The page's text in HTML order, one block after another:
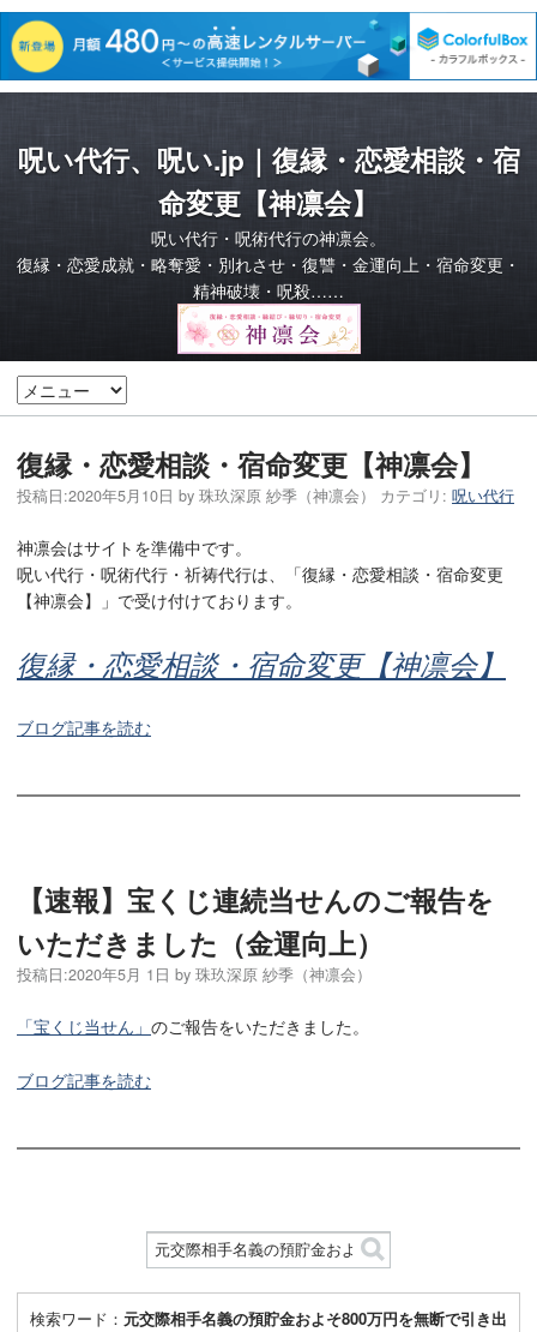
呪い代行、呪い.jp｜復縁・恋愛相談・宿
命変更【神凛会】
呪い代行・呪術代行の神凛会。
復縁・恋愛成就・略奪愛・別れさせ・復讐・金運向上・宿命変更・
精神破壊・呪殺……
復縁・恋愛相談・宿命変更【神凛会】
投稿日:2020年5月10日 by 珠玖深原 紗季（神凛会） カテゴリ: 呪い代行
神凛会はサイトを準備中です。
呪い代行・呪術代行・祈祷代行は、「復縁・恋愛相談・宿命変更
【神凛会】」で受け付けております。
復縁・恋愛相談・宿命変更【神凛会】
ブログ記事を読む
【速報】宝くじ連続当せんのご報告を
いただきました（金運向上）
投稿日:2020年5月 1日 by 珠玖深原 紗季（神凛会）
「宝くじ当せん」 のご報告をいただきました。
ブログ記事を読む
検索ワード： 元交際相手名義の預貯金およそ800万円を無断で引き出